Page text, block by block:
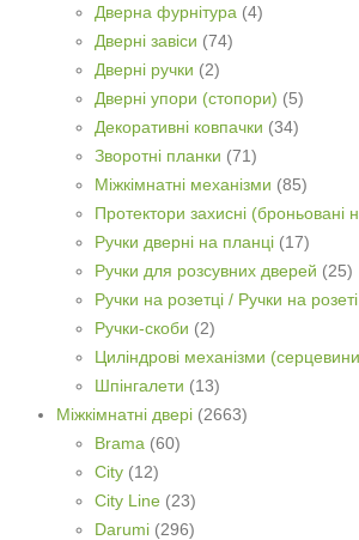
Дверна фурнітура (4)
Дверні завіси (74)
Дверні ручки (2)
Дверні упори (стопори) (5)
Декоративні ковпачки (34)
Зворотні планки (71)
Міжкімнатні механізми (85)
Протектори захисні (броньовані
Ручки дверні на планці (17)
Ручки для розсувних дверей (25)
Ручки на розетці / Ручки на розеті
Ручки-скоби (2)
Циліндрові механізми
Шпінгалети (13)
Міжкімнатні двері (2663)
Brama (60)
City (12)
City Line (23)
Darumi (296)